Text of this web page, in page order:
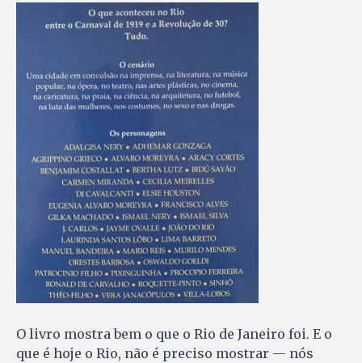
O livro mostra bem o que o Rio de Janeiro foi. E o
que é hoje o Rio, não é preciso mostrar — nós